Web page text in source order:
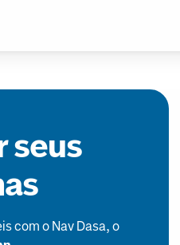
seus
com o Nav Dasa, o